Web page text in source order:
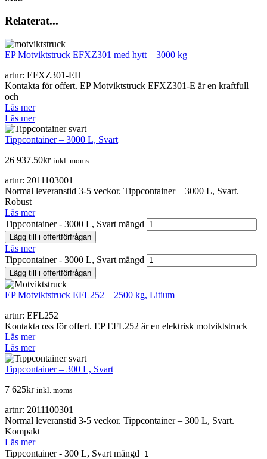
Relaterat...
EP Motviktstruck EFXZ301 med hytt – 3000 kg
artnr: EFXZ301-EH
Kontakta för offert. EP Motviktstruck EFXZ301-E är en kraftfull
och
Läs mer
Läs mer
Tippcontainer – 3000 L, Svart
26 937.50kr inkl. moms
artnr: 2011103001
Normal leveranstid 3-5 veckor. Tippcontainer – 3000 L, Svart.
Robust
Läs mer
Tippcontainer - 3000 L, Svart mängd
Lägg till i offertförfrågan
Läs mer
Tippcontainer - 3000 L, Svart mängd
Lägg till i offertförfrågan
EP Motviktstruck EFL252 – 2500 kg, Litium
artnr: EFL252
Kontakta oss för offert. EP EFL252 är en elektrisk motviktstruck
Läs mer
Läs mer
Tippcontainer – 300 L, Svart
7 625kr inkl. moms
artnr: 2011100301
Normal leveranstid 3-5 veckor. Tippcontainer – 300 L, Svart.
Kompakt
Läs mer
Tippcontainer - 300 L, Svart mängd